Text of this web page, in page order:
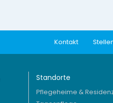
Kontakt
Standorte
Pflegeheime &